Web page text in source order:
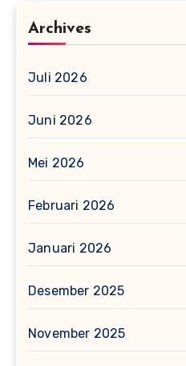
Archives
Juli 2026
Juni 2026
Mei 2026
Februari 2026
Januari 2026
Desember 2025
November 2025